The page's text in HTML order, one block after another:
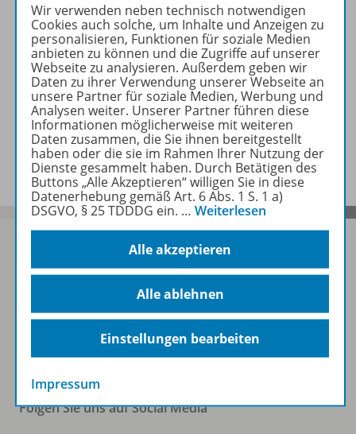
Produkte der Reihe
Empfehlungen der Redaktion
Benachrichtigungs-Service
Zum Newsletter anmelden
Folgen Sie uns auf Social Media
Wir verwenden neben technisch notwendigen
Cookies auch solche, um Inhalte und Anzeigen zu
personalisieren, Funktionen für soziale Medien
anbieten zu können und die Zugriffe auf unserer
Webseite zu analysieren. Außerdem geben wir
Daten zu ihrer Verwendung unserer Webseite an
unsere Partner für soziale Medien, Werbung und
Analysen weiter. Unserer Partner führen diese
Informationen möglicherweise mit weiteren
Daten zusammen, die Sie ihnen bereitgestellt
haben oder die sie im Rahmen Ihrer Nutzung der
Dienste gesammelt haben. Durch Betätigen des
Buttons „Alle Akzeptieren“ willigen Sie in diese
Datenerhebung gemäß Art. 6 Abs. 1 S. 1 a)
DSGVO, § 25 TDDDG ein. … Weiterlesen
Alle akzeptieren
Alle ablehnen
Einstellungen bearbeiten
Impressum